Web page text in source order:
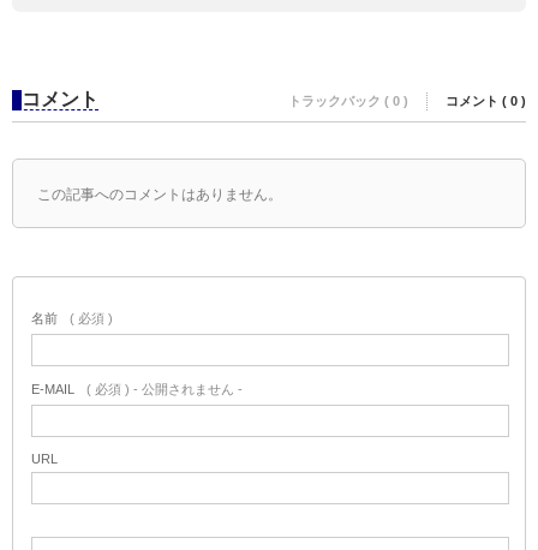
コメント トラックバック ( 0 ) コメント ( 0 )
この記事へのコメントはありません。
名前 ( 必須 )
E-MAIL ( 必須 ) - 公開されません -
URL